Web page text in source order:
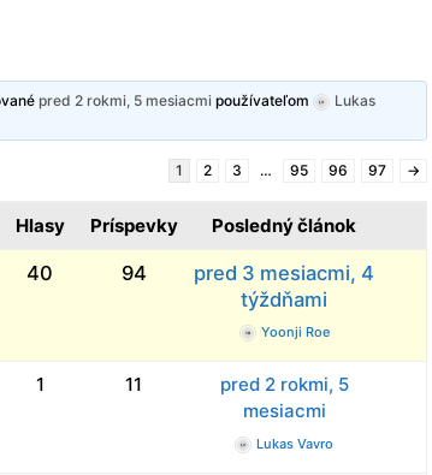
pred 2 rokmi, 5 mesiacmi používateľom
Lukas
1 2 3 … 95 96 97 →
Hlasy Príspevky Posledný článok
40 94
pred 3 mesiacmi, 4
týždňami
Yoonji Roe
1 11
pred 2 rokmi, 5
mesiacmi
Lukas Vavro